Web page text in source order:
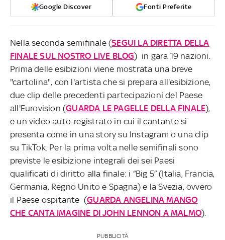
Google Discover Fonti Preferite
Nella seconda semifinale (SEGUI LA DIRETTA DELLA
FINALE SUL NOSTRO LIVE BLOG) in gara 19 nazioni.
Prima delle esibizioni viene mostrata una breve
"cartolina", con l'artista che si prepara all'esibizione,
due clip delle precedenti partecipazioni del Paese
all'Eurovision (GUARDA LE PAGELLE DELLA FINALE),
e un video auto-registrato in cui il cantante si
presenta come in una story su Instagram o una clip
su TikTok. Per la prima volta nelle semifinali sono
previste le esibizione integrali dei sei Paesi
qualificati di diritto alla finale: i “Big 5” (Italia, Francia,
Germania, Regno Unito e Spagna) e la Svezia, ovvero
il Paese ospitante (GUARDA ANGELINA MANGO
CHE CANTA IMAGINE DI JOHN LENNON A MALMO).
PUBBLICITÀ